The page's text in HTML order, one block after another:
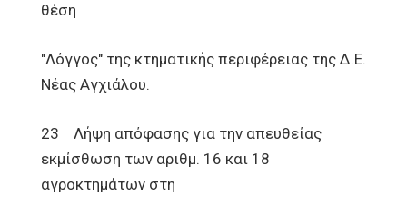
θέση
"Λόγγος" της κτηματικής περιφέρειας της Δ.Ε.
Νέας Αγχιάλου.
23 Λήψη απόφασης για την απευθείας
εκμίσθωση των αριθμ. 16 και 18
αγροκτημάτων στη